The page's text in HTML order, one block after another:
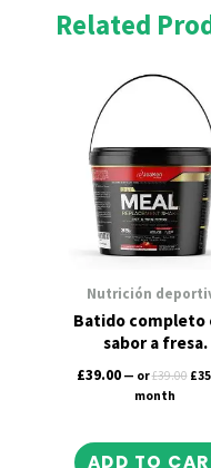
Related
Nutrición
Batido completo
sabor a fresa.
£39.00 — or£39.00
price
was:
£
month
ADD TO